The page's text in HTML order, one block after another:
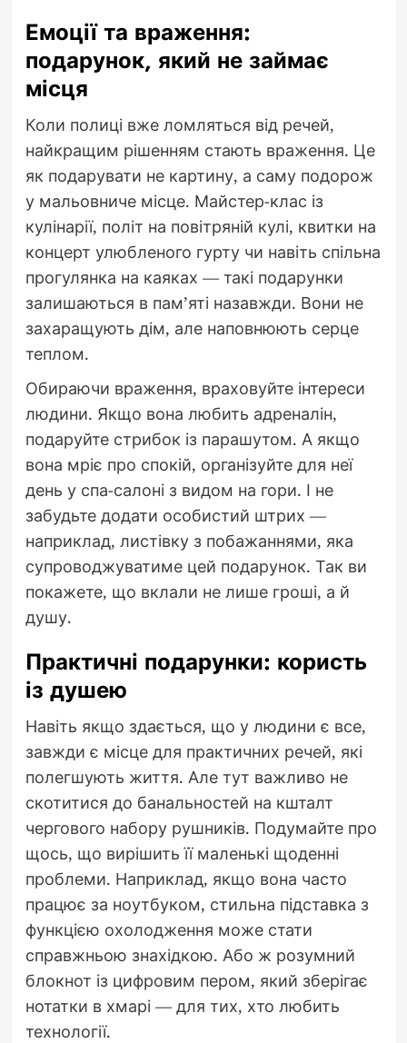
Емоції та враження:
подарунок, який не займає
місця
Коли полиці вже ломляться від речей,
найкращим рішенням стають враження. Це
як подарувати не картину, а саму подорож
у мальовниче місце. Майстер-клас із
кулінарії, політ на повітряній кулі, квитки на
концерт улюбленого гурту чи навіть спільна
прогулянка на каяках — такі подарунки
залишаються в пам’яті назавжди. Вони не
захаращують дім, але наповнюють серце
теплом.
Обираючи враження, враховуйте інтереси
людини. Якщо вона любить адреналін,
подаруйте стрибок із парашутом. А якщо
вона мріє про спокій, організуйте для неї
день у спа-салоні з видом на гори. І не
забудьте додати особистий штрих —
наприклад, листівку з побажаннями, яка
супроводжуватиме цей подарунок. Так ви
покажете, що вклали не лише гроші, а й
душу.
Практичні подарунки: користь
із душею
Навіть якщо здається, що у людини є все,
завжди є місце для практичних речей, які
полегшують життя. Але тут важливо не
скотитися до банальностей на кшталт
чергового набору рушників. Подумайте про
щось, що вирішить її маленькі щоденні
проблеми. Наприклад, якщо вона часто
працює за ноутбуком, стильна підставка з
функцією охолодження може стати
справжньою знахідкою. Або ж розумний
блокнот із цифровим пером, який зберігає
нотатки в хмарі — для тих, хто любить
технології.